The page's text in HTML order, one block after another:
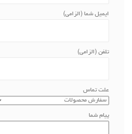
ایمیل شما (الزامی)
تلفن (الزامی)
علت تماس
پیام شما